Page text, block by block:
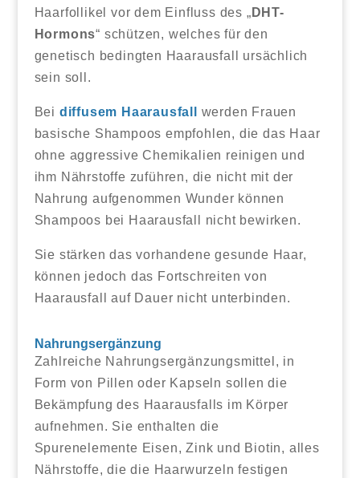
Haarfollikel vor dem Einfluss des „ DHT-
Hormons“ schützen, welches für den
genetisch bedingten Haarausfall ursächlich
sein soll.
Bei diffusem Haarausfall
werden Frauen
basische Shampoos empfohlen, die das Haar
ohne aggressive Chemikalien reinigen und
ihm Nährstoffe zuführen, die nicht mit der
Nahrung aufgenommen Wunder können
Shampoos bei Haarausfall nicht bewirken.
Sie stärken das vorhandene gesunde Haar,
können jedoch das Fortschreiten von
Haarausfall auf Dauer nicht unterbinden.
Nahrungsergänzung
Zahlreiche Nahrungsergänzungsmittel, in
Form von Pillen oder Kapseln sollen die
Bekämpfung des Haarausfalls im Körper
aufnehmen. Sie enthalten die
Spurenelemente Eisen, Zink und Biotin, alles
Nährstoffe, die die Haarwurzeln festigen